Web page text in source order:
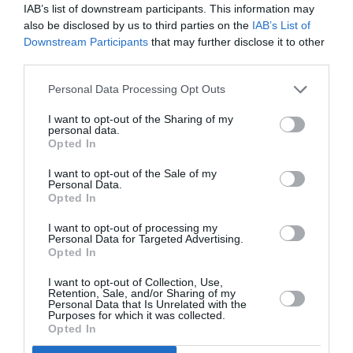
IAB’s list of downstream participants. This information may
also be disclosed by us to third parties on the IAB’s List of
Downstream Participants that may further disclose it to other
Personal Data Processing Opt Outs
I want to opt-out of the Sharing of my
personal data.
Opted In
I want to opt-out of the Sale of my
Personal Data.
Opted In
I want to opt-out of processing my
Personal Data for Targeted Advertising.
Opted In
I want to opt-out of Collection, Use,
Retention, Sale, and/or Sharing of my
Personal Data that Is Unrelated with the
Purposes for which it was collected.
Opted In
Μεσσηνίας προκρίθηκε ο Μιλτιάδης Πύργου
Τριφυλίας μετά την νίκη του με το...
Στον τελικό για τρίτη σερί σεζόν ο
Πανθουριακός με νέα νίκη 4-1 τον
Τέλο Άγρα